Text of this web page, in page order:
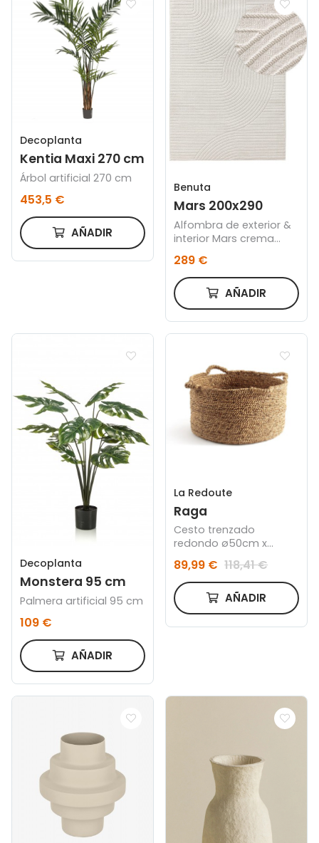
Decoplanta
Kentia Maxi 270 cm
Árbol artificial 270 cm
453,5 €
AÑADIR
Benuta
Mars 200x290
Alfombra de exterior &
interior Mars crema
200x290
289 €
AÑADIR
Decoplanta
Monstera 95 cm
Palmera artificial 95 cm
109 €
AÑADIR
La Redoute
Raga
Cesto trenzado
redondo ø50cm x
37cm
89,99 € 118,41 €
AÑADIR